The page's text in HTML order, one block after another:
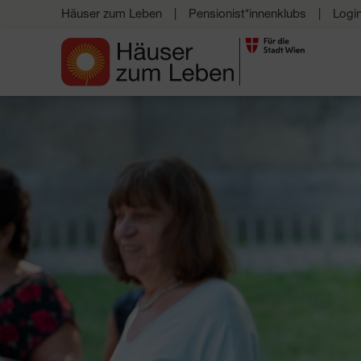
Häuser zum Leben Pensionist*innenklubs